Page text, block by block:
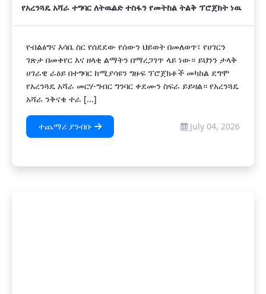
የአረንጓዴ አሻራ ተግባር ለትዉልድ ተስፋን የመትከል ትልቅ ፕሮጀክት ነዉ
የብልፅግና እሳቤ ስር የሰደደው የሰውን ህይወት በመለወጥ፣ የሀገርን
ገጽታ በመቀየር እና ዘላቂ ልማትን በማረጋገጥ ላይ ነው። ይህንን ታላቅ
ሀገራዊ ራዕይ በተግባር ከሚያሳዩን ግዙፍ ፕሮጀክቶች መካከል ደግሞ
የአረንጓዴ አሻራ መርሃ-ግብር ግንባር ቀደሙን ስፍራ ይይዛል። የአረንጓዴ
አሻራ ንቅናቄ ተራ [...]
ተጨማሪ ያንብቡ July 04, 2026